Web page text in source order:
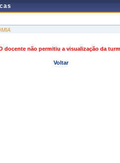
docente não permitiu a visualização da
Voltar